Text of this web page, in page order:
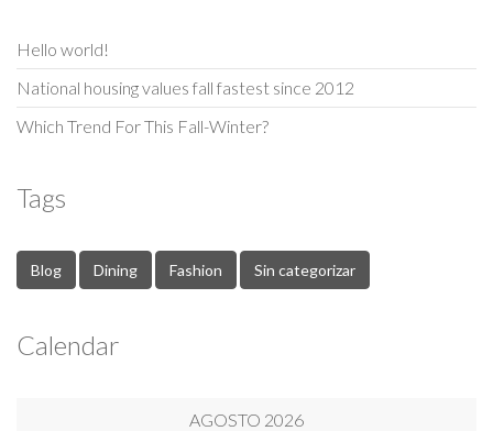
Hello world!
National housing values fall fastest since 2012
Which Trend For This Fall-Winter?
Tags
Blog Dining Fashion Sin categorizar
Calendar
AGOSTO 2026